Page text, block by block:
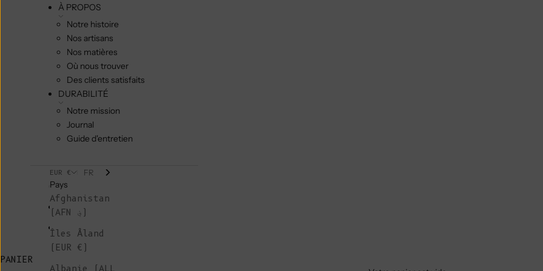
À PROPOS
Notre histoire
Nos artisans
Nos matières
Où nous trouver
Des clients satisfaits
DURABILITÉ
Notre mission
Journal
Guide d'entretien
EUR €
Pays
Afghanistan
(AFN ؋)
Îles Åland
(EUR €)
Albanie (ALL
FR
PANIER